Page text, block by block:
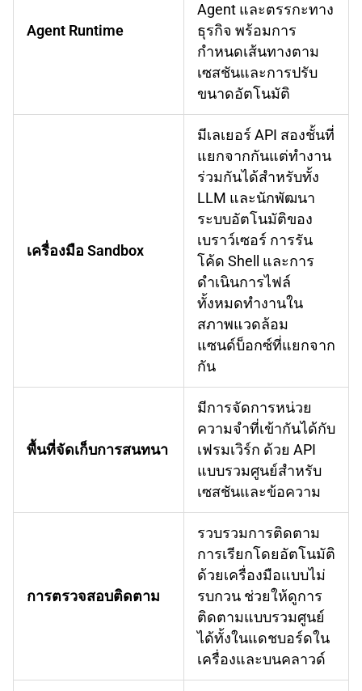
Agent Runtime
Agent และตรรกะทาง
ธุรกิจ พร้อมการ
กำหนดเส้นทางตาม
เซสชันและการปรับ
ขนาดอัตโนมัติ
เครื่องมือ Sandbox
มีเลเยอร์ API สองชั้นที่
แยกจากกันแต่ทำงาน
ร่วมกันได้สำหรับทั้ง
LLM และนักพัฒนา
ระบบอัตโนมัติของ
เบราว์เซอร์ การรัน
โค้ด Shell และการ
ดำเนินการไฟล์
ทั้งหมดทำงานใน
สภาพแวดล้อม
แซนด์บ็อกซ์ที่แยกจาก
กัน
พื้นที่จัดเก็บการสนทนา
มีการจัดการหน่วย
ความจำที่เข้ากันได้กับ
เฟรมเวิร์ก ด้วย API
แบบรวมศูนย์สำหรับ
เซสชันและข้อความ
การตรวจสอบติดตาม
รวบรวมการติดตาม
การเรียกโดยอัตโนมัติ
ด้วยเครื่องมือแบบไม่
รบกวน ช่วยให้ดูการ
ติดตามแบบรวมศูนย์
ได้ทั้งในแดชบอร์ดใน
เครื่องและบนคลาวด์